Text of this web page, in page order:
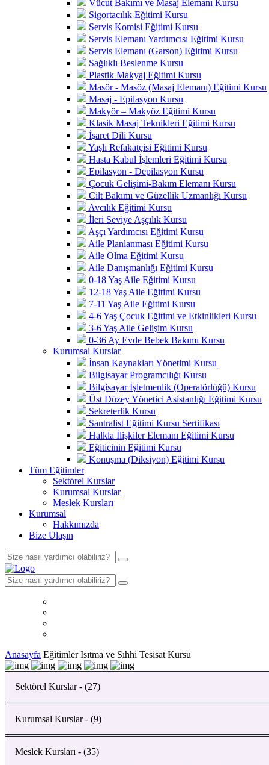
Vücut Bakımı ve Masaj Elemanı Kursu
Sigortacılık Eğitimi Kursu
Servis Komisi Eğitimi Kursu
Servis Elemanı Yardımcısı Eğitimi Kursu
Servis Elemanı (Garson) Eğitimi Kursu
Sağlıklı Beslenme Kursu
Plastik Makyaj Eğitimi Kursu
Masör - Masöz (Masaj Elemanı) Eğitimi Kursu
Masaj - Epilasyon Kursu
Makyör – Makyöz Eğitimi Kursu
Klasik Masaj Teknikleri Eğitimi Kursu
İşaret Dili Kursu
Yaşlı Refakatçisi Eğitimi Kursu
Hasta Kabul İşlemleri Eğitimi Kursu
Epilasyon - Depilasyon Kursu
Çocuk Gelişimi-Bakım Elemanı Kursu
Cilt Bakımı ve Güzellik Uzmanlığı Kursu
Avcılık Eğitimi Kursu
İleri Seviye Aşçılık Kursu
Aşçı Yardımcısı Eğitimi Kursu
Aile Planlanması Eğitimi Kursu
Aile Olma Eğitimi Kursu
Aile Danışmanlığı Eğitimi Kursu
0-18 Yaş Aile Eğitimi Kursu
12-18 Yaş Aile Eğitimi Kursu
7-11 Yaş Aile Eğitimi Kursu
4-6 Yaş Çocuk Eğitimi ve Etkinlikleri Kursu
3-6 Yaş Aile Gelişim Kursu
0-36 Ay Evde Bebek Bakımı Kursu
Kurumsal Kurslar
İnsan Kaynakları Yönetimi Kursu
Bilgisayar Programcılığı Kursu
Bilgisayar İşletmenlik (Operatörlüğü) Kursu
Üst Düzey Yönetici Asistanlığı Eğitimi Kursu
Sekreterlik Kursu
Santralist Eğitimi Kursu Sertifikası
Halkla İlişkiler Elemanı Eğitimi Kursu
Eğiticinin Eğitimi Kursu
Konuşma (Diksiyon) Eğitimi Kursu
Tüm Eğitimler
Sektörel Kurslar
Kurumsal Kurslar
Meslek Kursları
Kurumsal
Hakkımızda
Bize Ulaşın
Anasayfa Eğitimler Isıtma ve Sıhhi Tesisat Kursu
Sektörel Kurslar - (27)
Bahçıvanlık Kursu
Yapı Malzemeleri Analizi Kursu
Ahşap İskeleti İmalatı (Marangozluk) Kursu
Kurumsal Kurslar - (9)
İnsan Kaynakları Yönetimi Kursu
Meslek Kursları - (35)